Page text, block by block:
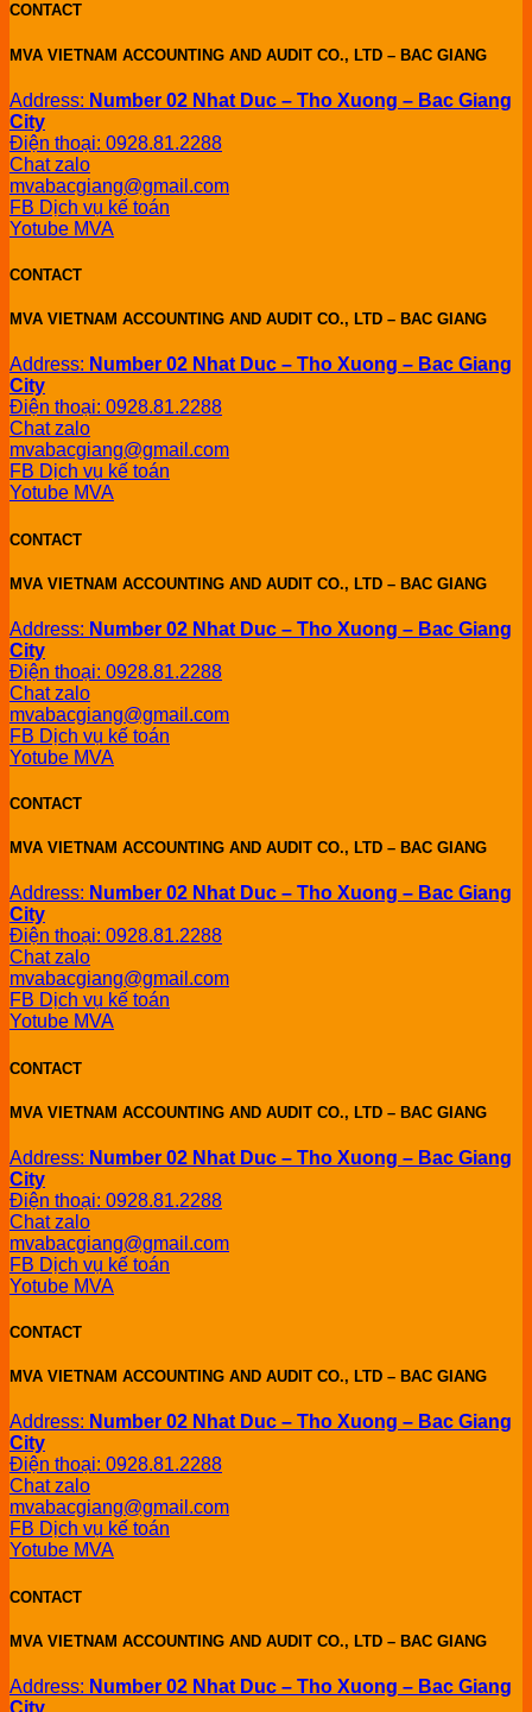
CONTACT
MVA VIETNAM ACCOUNTING AND AUDIT CO., LTD – BAC GIANG
Address: Number 02 Nhat Duc – Tho Xuong – Bac Giang
City
Điện thoại: 0928.81.2288
Chat zalo
mvabacgiang@gmail.com
FB Dịch vụ kế toán
Yotube MVA
CONTACT
MVA VIETNAM ACCOUNTING AND AUDIT CO., LTD – BAC GIANG
Address: Number 02 Nhat Duc – Tho Xuong – Bac Giang
City
Điện thoại: 0928.81.2288
Chat zalo
mvabacgiang@gmail.com
FB Dịch vụ kế toán
Yotube MVA
CONTACT
MVA VIETNAM ACCOUNTING AND AUDIT CO., LTD – BAC GIANG
Address: Number 02 Nhat Duc – Tho Xuong – Bac Giang
City
Điện thoại: 0928.81.2288
Chat zalo
mvabacgiang@gmail.com
FB Dịch vụ kế toán
Yotube MVA
CONTACT
MVA VIETNAM ACCOUNTING AND AUDIT CO., LTD – BAC GIANG
Address: Number 02 Nhat Duc – Tho Xuong – Bac Giang
City
Điện thoại: 0928.81.2288
Chat zalo
mvabacgiang@gmail.com
FB Dịch vụ kế toán
Yotube MVA
CONTACT
MVA VIETNAM ACCOUNTING AND AUDIT CO., LTD – BAC GIANG
Address: Number 02 Nhat Duc – Tho Xuong – Bac Giang
City
Điện thoại: 0928.81.2288
Chat zalo
mvabacgiang@gmail.com
FB Dịch vụ kế toán
Yotube MVA
CONTACT
MVA VIETNAM ACCOUNTING AND AUDIT CO., LTD – BAC GIANG
Address: Number 02 Nhat Duc – Tho Xuong – Bac Giang
City
Điện thoại: 0928.81.2288
Chat zalo
mvabacgiang@gmail.com
FB Dịch vụ kế toán
Yotube MVA
CONTACT
MVA VIETNAM ACCOUNTING AND AUDIT CO., LTD – BAC GIANG
Address: Number 02 Nhat Duc – Tho Xuong – Bac Giang
City